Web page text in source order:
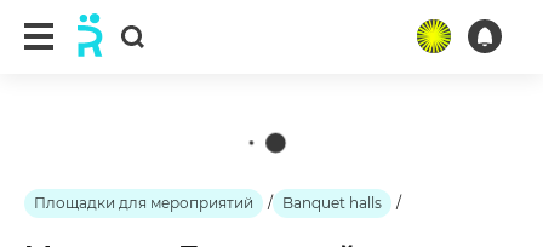
Площадки для мероприятий / Banquet halls /